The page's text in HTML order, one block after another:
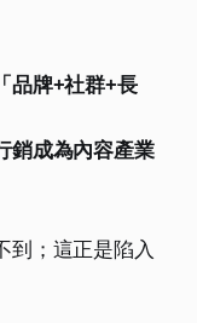
品牌+社群+長
銷成為內容產業
到；這正是陷入